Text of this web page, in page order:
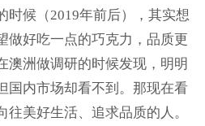
时候（2019年前后），其实想
做好吃一点的巧克力，品质更
澳洲做调研的时候发现，明明
国内市场却看不到。那现在看
美好生活、追求品质的人。